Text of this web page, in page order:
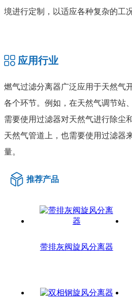
境进行定制，以适应各种复杂的工况
应用行业
燃气过滤分离器广泛应用于天然气
各个环节。例如，在天然气调节站
需要使用过滤器对天然气进行除尘
天然气管道上，也需要使用过滤器
量。
推荐产品
带排灰阀旋风分离器